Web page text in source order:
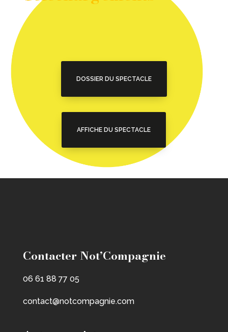
DOSSIER DU SPECTACLE
AFFICHE DU SPECTACLE
Contacter Not’Compagnie
06 61 88 77 05
contact@notcompagnie.com